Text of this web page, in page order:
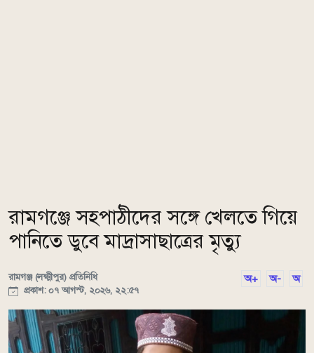
রামগঞ্জে সহপাঠীদের সঙ্গে খেলতে গিয়ে
পানিতে ডুবে মাদ্রাসাছাত্রের মৃত্যু
রামগঞ্জ (লক্ষ্মীপুর) প্রতিনিধি
প্রকাশ: ০৭ আগস্ট, ২০২৬, ২২:৫৭
অ+ অ- অ